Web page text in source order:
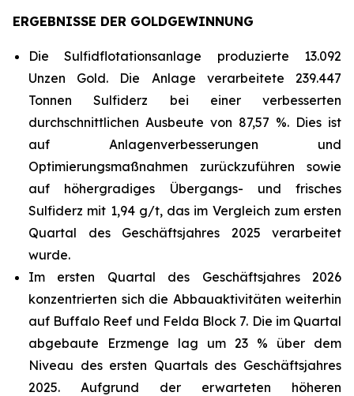
ERGEBNISSE DER GOLDGEWINNUNG
Die Sulfidflotationsanlage produzierte 13.092
Unzen Gold. Die Anlage verarbeitete 239.447
Tonnen Sulfiderz bei einer verbesserten
durchschnittlichen Ausbeute von 87,57 %. Dies ist
auf Anlagenverbesserungen und
Optimierungsmaßnahmen zurückzuführen sowie
auf höhergradiges Übergangs- und frisches
Sulfiderz mit 1,94 g/t, das im Vergleich zum ersten
Quartal des Geschäftsjahres 2025 verarbeitet
wurde.
Im ersten Quartal des Geschäftsjahres 2026
konzentrierten sich die Abbauaktivitäten weiterhin
auf Buffalo Reef und Felda Block 7. Die im Quartal
abgebaute Erzmenge lag um 23 % über dem
Niveau des ersten Quartals des Geschäftsjahres
2025. Aufgrund der erwarteten höheren